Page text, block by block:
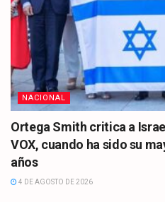
NACIONAL
Ortega Smith critica a
VOX, cuando ha sido su
años
4 DE AGOSTO DE 2026